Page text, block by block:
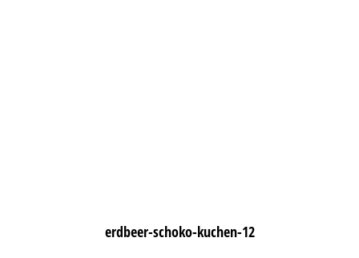
erdbeer-schoko-kuchen-12